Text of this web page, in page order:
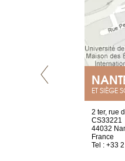
ET SIÈGE
2 ter, rue
CS33221
44032
France
Tel : +33